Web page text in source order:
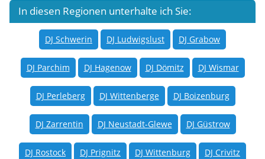
In diesen Regionen unterhalte ich Sie:
DJ Schwerin DJ Ludwigslust DJ Grabow
DJ Parchim DJ Hagenow DJ Dömitz DJ Wismar
DJ Perleberg DJ Wittenberge DJ Boizenburg
DJ Zarrentin DJ Neustadt-Glewe DJ Güstrow
DJ Rostock DJ Prignitz DJ Wittenburg DJ Crivitz